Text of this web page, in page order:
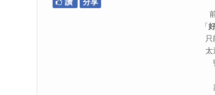
讚
分享
「
太